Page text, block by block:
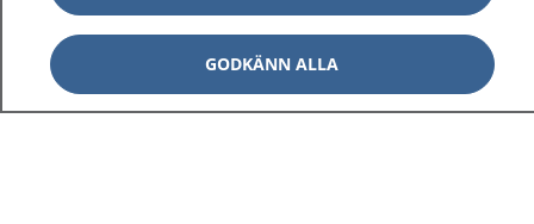
1177 på flera språk Visa
Visa
GODKÄNN ALLA